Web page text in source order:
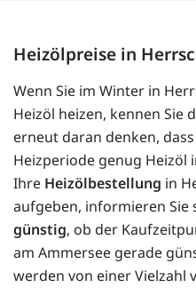
Heizölpreise in
Wenn Sie im Winter in
Heizöl heizen, kennen Sie
erneut daran denken,
Heizperiode genug Heizöl
Ihre Heizölbestellung in
aufgeben, informieren Sie
günstig, ob der
am Ammersee gerade
werden von einer Vielzahl